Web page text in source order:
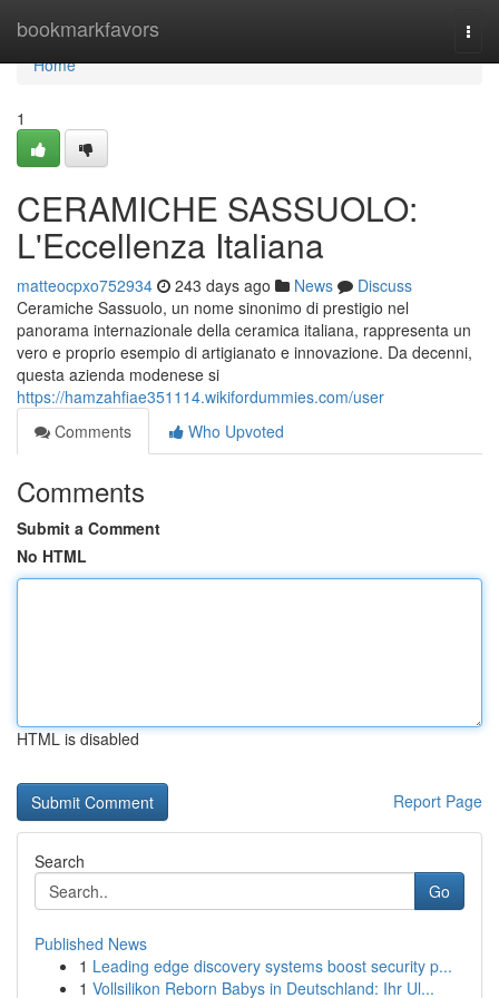
bookmarkfavors
Home
Home
1
CERAMICHE SASSUOLO:
L'Eccellenza Italiana
matteocpxo752934 243 days ago News
Discuss
Ceramiche Sassuolo, un nome sinonimo di prestigio nel
panorama internazionale della ceramica italiana, rappresenta un
vero e proprio esempio di artigianato e innovazione. Da decenni,
questa azienda modenese si
https://hamzahfiae351114.wikifordummies.com/user
Comments
Who Upvoted
Comments
Submit a Comment
No HTML
HTML is disabled
Report Page
Search
Go
Published News
1 Leading edge discovery systems boost security p...
1 Vollsilikon Reborn Babys in Deutschland: Ihr Ul...